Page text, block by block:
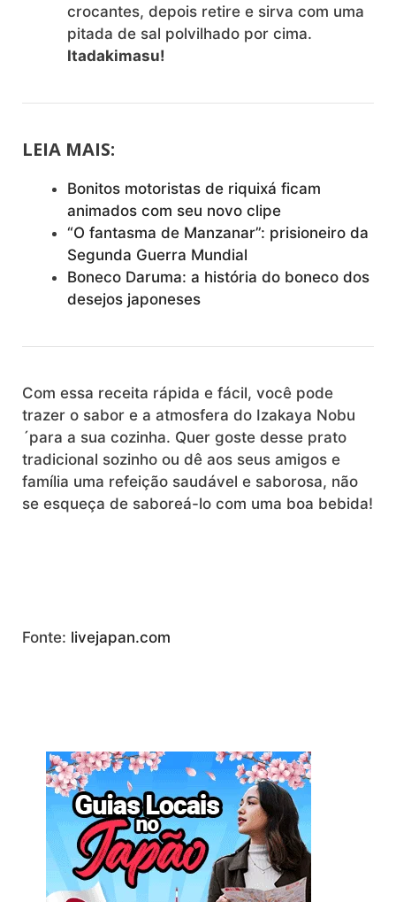
crocantes, depois retire e sirva com uma
pitada de sal polvilhado por cima.
Itadakimasu!
LEIA MAIS:
Bonitos motoristas de riquixá ficam
animados com seu novo clipe
“O fantasma de Manzanar”: prisioneiro da
Segunda Guerra Mundial
Boneco Daruma: a história do boneco dos
desejos japoneses
Com essa receita rápida e fácil, você pode
trazer o sabor e a atmosfera do Izakaya Nobu
´para a sua cozinha. Quer goste desse prato
tradicional sozinho ou dê aos seus amigos e
família uma refeição saudável e saborosa, não
se esqueça de saboreá-lo com uma boa bebida!
Fonte: livejapan.com